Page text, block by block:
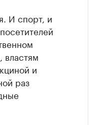
И спорт, и
властям
и
раз